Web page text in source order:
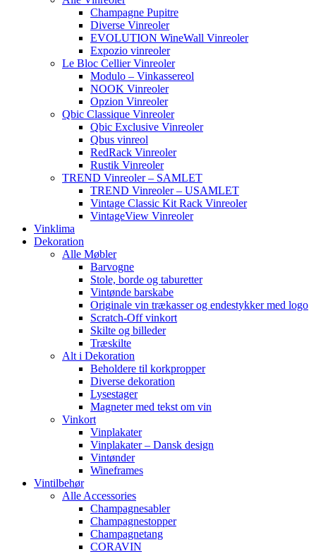
Champagne Pupitre
Diverse Vinreoler
EVOLUTION WineWall Vinreoler
Expozio vinreoler
Le Bloc Cellier Vinreoler
Modulo – Vinkassereol
NOOK Vinreoler
Opzion Vinreoler
Qbic Classique Vinreoler
Qbic Exclusive Vinreoler
Qbus vinreol
RedRack Vinreoler
Rustik Vinreoler
TREND Vinreoler – SAMLET
TREND Vinreoler – USAMLET
Vintage Classic Kit Rack Vinreoler
VintageView Vinreoler
Vinklima
Dekoration
Alle Møbler
Barvogne
Stole, borde og taburetter
Vintønde barskabe
Originale vin trækasser og endestykker med logo
Scratch-Off vinkort
Skilte og billeder
Træskilte
Alt i Dekoration
Beholdere til korkpropper
Diverse dekoration
Lysestager
Magneter med tekst om vin
Vinkort
Vinplakater
Vinplakater – Dansk design
Vintønder
Wineframes
Vintilbehør
Alle Accessories
Champagnesabler
Champagnestopper
Champagnetang
CORAVIN